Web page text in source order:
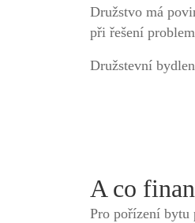
Družstvo má
při řešení
Družstevní
A co
Pro pořízení bytu